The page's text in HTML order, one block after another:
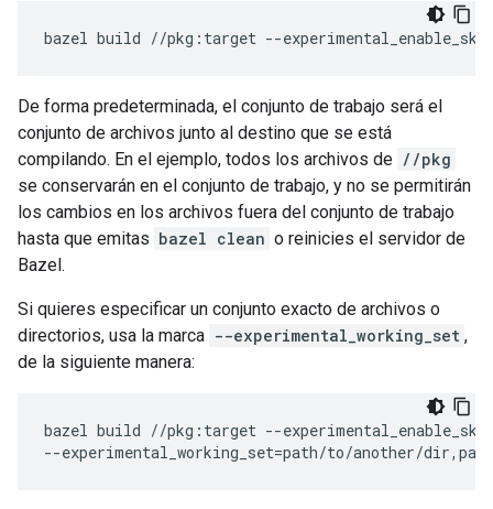
bazel build //pkg:target
De forma predeterminada, el conjunto de trabajo será el
conjunto de archivos junto al destino que se está
compilando. En el ejemplo, todos los archivos de //pkg
se conservarán en el conjunto de trabajo, y no se permitirán
los cambios en los archivos fuera del conjunto de trabajo
hasta que emitas bazel clean o reinicies el servidor de
Bazel.
Si quieres especificar un conjunto exacto de archivos o
directorios, usa la marca --experimental_working_set ,
de la siguiente manera:
bazel build //pkg:target --
--experimental_working_set=